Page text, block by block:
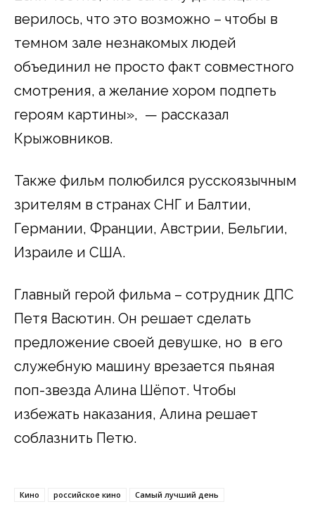
верилось, что это возможно – чтобы в
темном зале незнакомых людей
объединил не просто факт совместного
смотрения, а желание хором подпеть
героям картины», — рассказал
Крыжовников.
Также фильм полюбился русскоязычным
зрителям в странах СНГ и Балтии,
Германии, Франции, Австрии, Бельгии,
Израиле и США.
Главный герой фильма – сотрудник ДПС
Петя Васютин. Он решает сделать
предложение своей девушке, но в его
служебную машину врезается пьяная
поп-звезда Алина Шёпот. Чтобы
избежать наказания, Алина решает
соблазнить Петю.
Кино российское кино Самый лучший день